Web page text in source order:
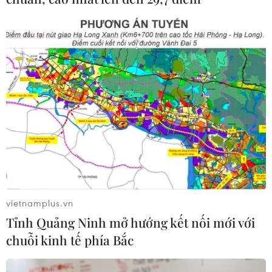
vietnamplus.vn
Tỉnh Quảng Ninh mở hướng kết nối mới với
chuỗi kinh tế phía Bắc